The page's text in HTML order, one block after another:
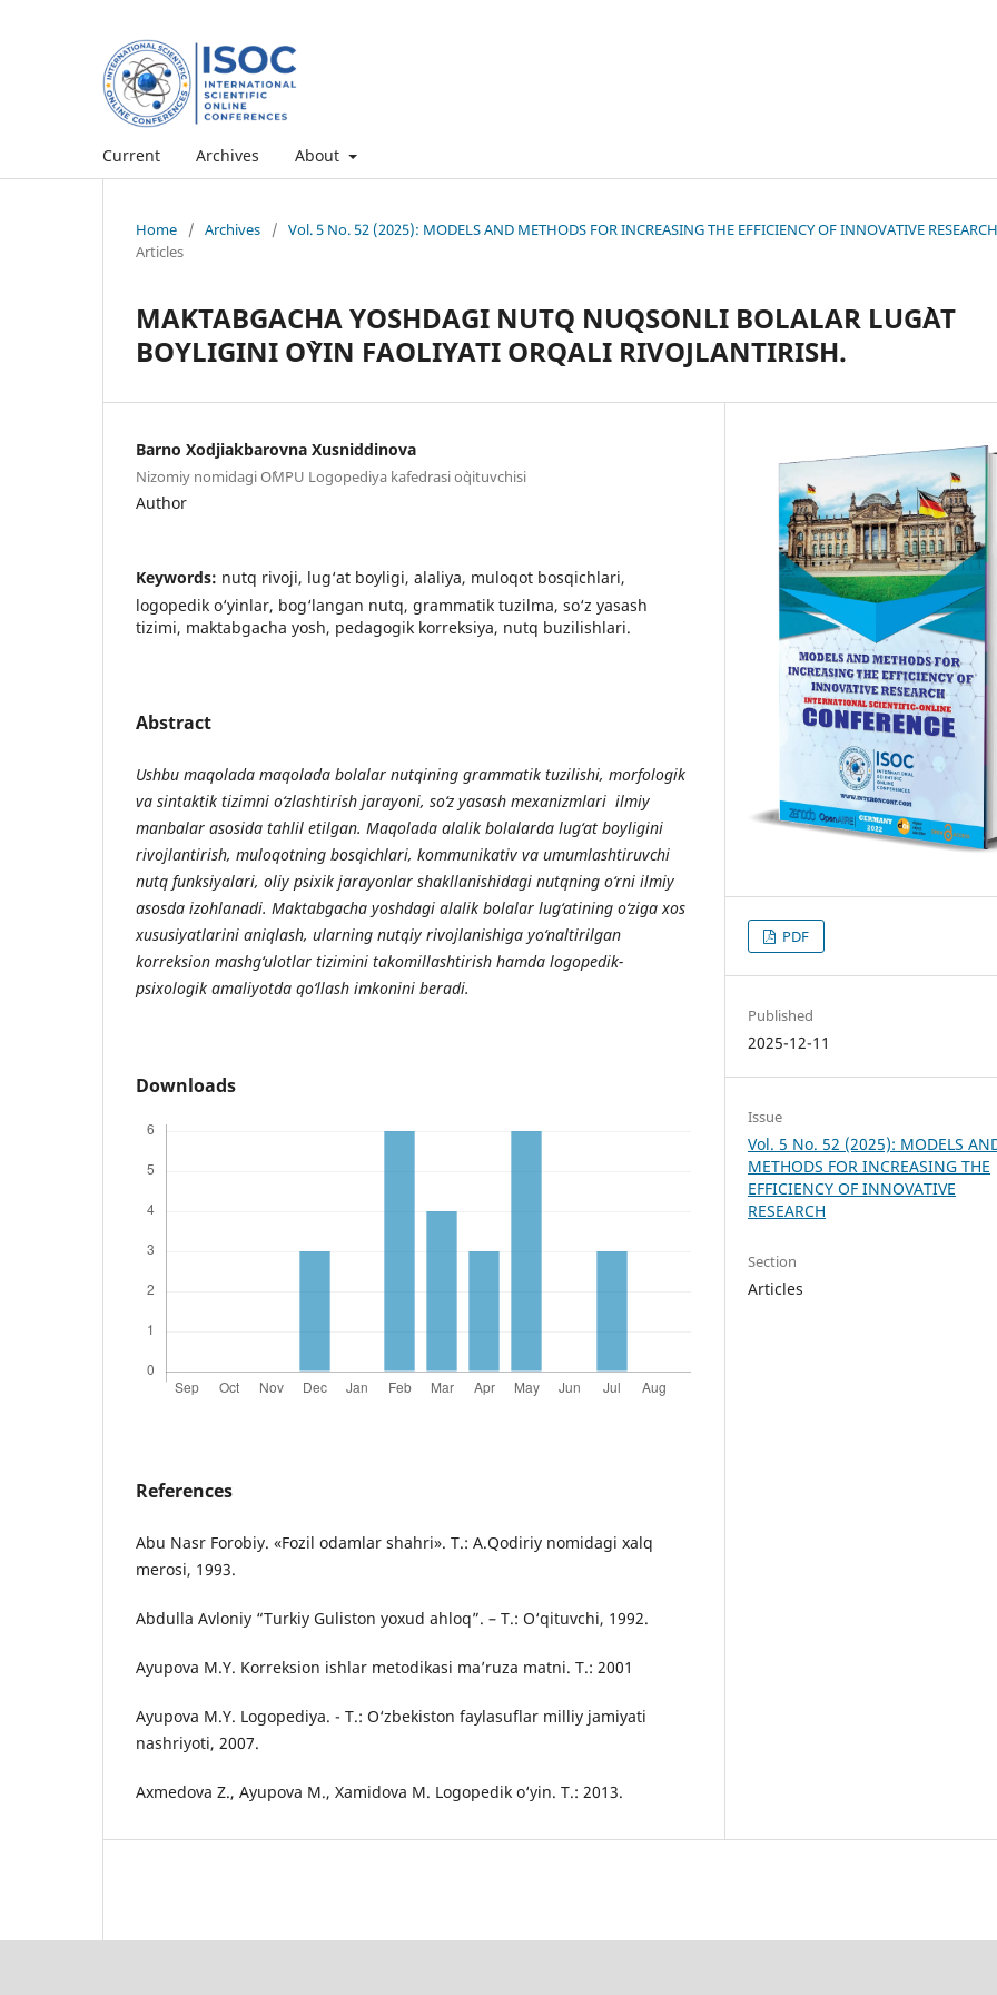
Current Archives About
Home / Archives / Vol. 5 No. 52 (2025): MODELS AND METHODS FOR INCREASING THE EFFICIENCY OF INNOVATIVE RESEARCH
Articles
MAKTABGACHA YOSHDAGI NUTQ NUQSONLI BOLALAR LUG`AT
BOYLIGINI O`YIN FAOLIYATI ORQALI RIVOJLANTIRISH.
Barno Xodjiakbarovna Xusniddinova
Nizomiy nomidagi O`MPU Logopediya kafedrasi o`qituvchisi
Author
Keywords: nutq rivoji, lug‘at boyligi, alaliya, muloqot bosqichlari,
logopedik o‘yinlar, bog‘langan nutq, grammatik tuzilma, so‘z yasash
tizimi, maktabgacha yosh, pedagogik korreksiya, nutq buzilishlari.
Abstract
Ushbu maqolada maqolada bolalar nutqining grammatik tuzilishi, morfologik
va sintaktik tizimni o‘zlashtirish jarayoni, so‘z yasash mexanizmlari ilmiy
manbalar asosida tahlil etilgan. Maqolada alalik bolalarda lug‘at boyligini
rivojlantirish, muloqotning bosqichlari, kommunikativ va umumlashtiruvchi
nutq funksiyalari, oliy psixik jarayonlar shakllanishidagi nutqning o‘rni ilmiy
asosda izohlanadi. Maktabgacha yoshdagi alalik bolalar lug‘atining o‘ziga xos
xususiyatlarini aniqlash, ularning nutqiy rivojlanishiga yo‘naltirilgan
korreksion mashg‘ulotlar tizimini takomillashtirish hamda logopedik-
psixologik amaliyotda qo‘llash imkonini beradi.
Downloads
References
Abu Nasr Forobiy. «Fozil odamlar shahri». T.: A.Qodiriy nomidagi xalq
merosi, 1993.
Abdulla Avloniy “Turkiy Guliston yoxud ahloq”. – T.: О‘qituvchi, 1992.
Ayupova M.Y. Korreksion ishlar metodikasi ma’ruza matni. T.: 2001
Ayupova M.Y. Logopediya. - T.: O‘zbekiston faylasuflar milliy jamiyati
nashriyoti, 2007.
Axmedova Z., Ayupova M., Xamidova M. Logopedik о‘yin. T.: 2013.
PDF
Published
2025-12-11
Issue
Vol. 5 No. 52 (2025): MODELS
METHODS FOR INCREASING THE
EFFICIENCY OF INNOVATIVE
RESEARCH
Section
Articles